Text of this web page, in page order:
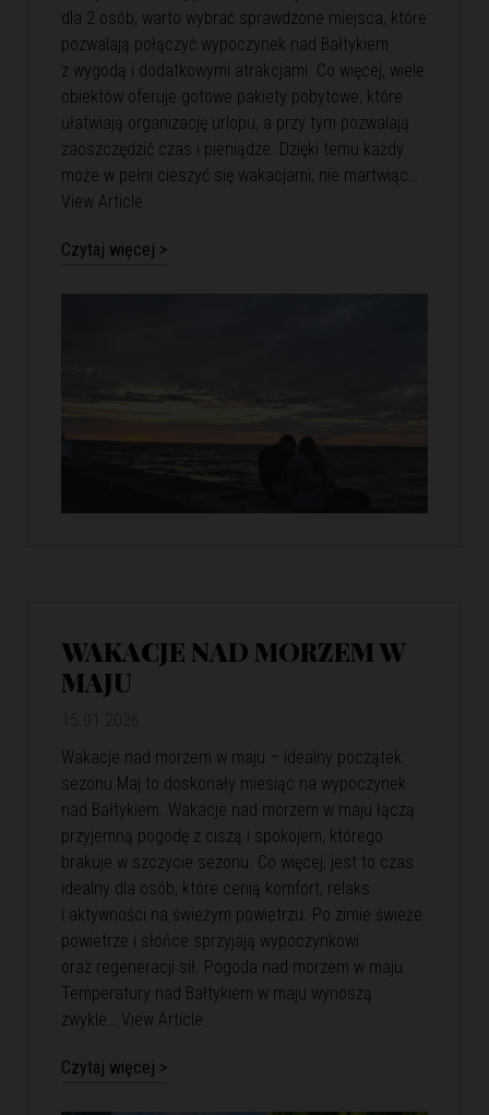
dla 2 osób, warto wybrać sprawdzone miejsca, które
pozwalają połączyć wypoczynek nad Bałtykiem
z wygodą i dodatkowymi atrakcjami. Co więcej, wiele
obiektów oferuje gotowe pakiety pobytowe, które
ułatwiają organizację urlopu, a przy tym pozwalają
zaoszczędzić czas i pieniądze. Dzięki temu każdy
może w pełni cieszyć się wakacjami, nie martwiąc…
View Article
Czytaj więcej >
WAKACJE NAD MORZEM W
MAJU
Wakacje nad morzem w maju – idealny początek
sezonu Maj to doskonały miesiąc na wypoczynek
nad Bałtykiem. Wakacje nad morzem w maju łączą
przyjemną pogodę z ciszą i spokojem, którego
brakuje w szczycie sezonu. Co więcej, jest to czas
idealny dla osób, które cenią komfort, relaks
i aktywności na świeżym powietrzu. Po zimie świeże
powietrze i słońce sprzyjają wypoczynkowi
oraz regeneracji sił. Pogoda nad morzem w maju
Temperatury nad Bałtykiem w maju wynoszą
zwykle… View Article
Czytaj więcej >